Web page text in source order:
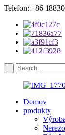
Telefon: +86
Domov
produkty